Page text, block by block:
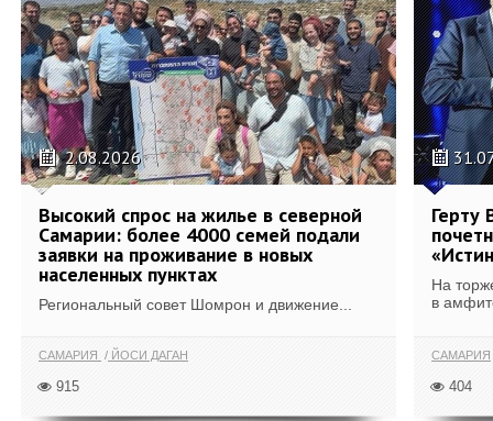
2.08.2026
Высокий спрос на жилье в северной
Самарии: более 4000 семей подали
заявки на проживание в новых
населенных пунктах
Региональный совет Шомрон и движение...
САМАРИЯ ЙОСИ ДАГАН
915
Герту
На
в
САМАРИЯ
404